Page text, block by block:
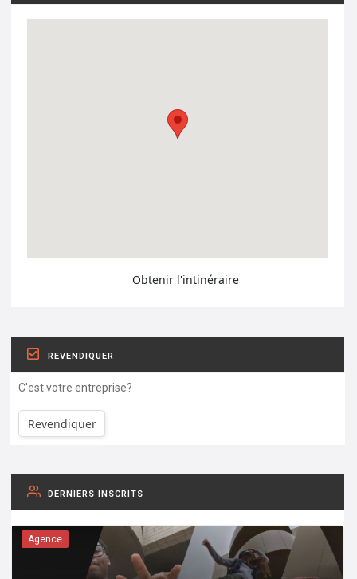
Obtenir l'intinéraire
REVENDIQUER
C'est votre entreprise?
Revendiquer
DERNIERS INSCRITS
Agence